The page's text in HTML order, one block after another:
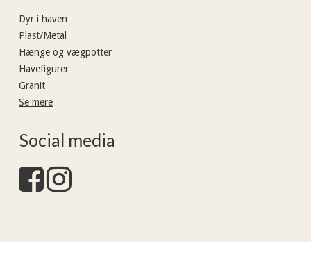
Dyr i haven
Plast/Metal
Hænge og vægpotter
Havefigurer
Granit
Se mere
Social media